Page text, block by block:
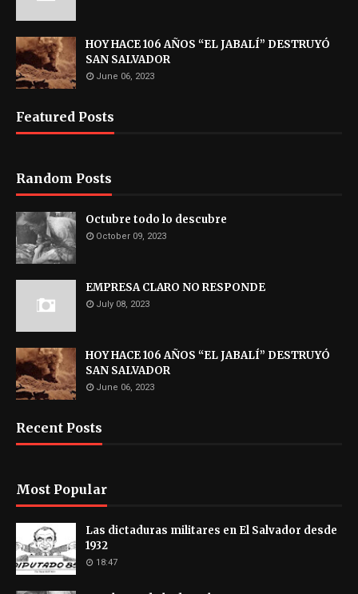
HOY HACE 106 AÑOS “EL JABALÍ” DESTRUYÓ
SAN SALVADOR
June 06, 2023
Featured Posts
Random Posts
Octubre todo lo descubre
October 09, 2023
EMPRESA CLARO NO RESPONDE
July 08, 2023
HOY HACE 106 AÑOS “EL JABALÍ” DESTRUYÓ
SAN SALVADOR
June 06, 2023
Recent Posts
Most Popular
Las dictaduras militares en El Salvador desde
1932
18:47